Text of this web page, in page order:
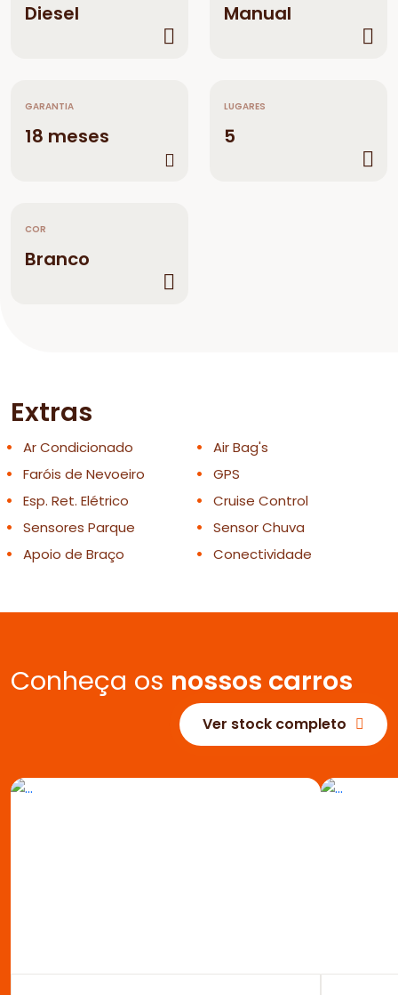
Diesel Manual
GARANTIA
18 meses
LUGARES
5
COR
Branco
Extras
Ar Condicionado
Air Bag's
Faróis de Nevoeiro
GPS
Esp. Ret. Elétrico
Cruise Control
Sensores Parque
Sensor Chuva
Apoio de Braço
Conectividade
Conheça os nossos carros
Ver stock completo